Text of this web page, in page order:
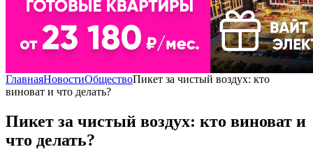
ГлавнаяНовостиОбществоПикет за чистый воздух: кто
виноват и что делать?
Пикет за чистый воздух: кто виноват и
что делать?